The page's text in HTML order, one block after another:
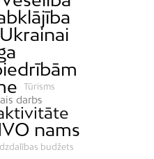
Tūrisms
darbs
nams
budžets